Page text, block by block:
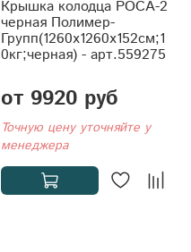
Крышка колодца РОСА-2
черная Полимер-
Групп(1260x1260x152см;1
0кг;черная) - арт.559275
от 9920 руб
Точную цену уточняйте у
менеджера